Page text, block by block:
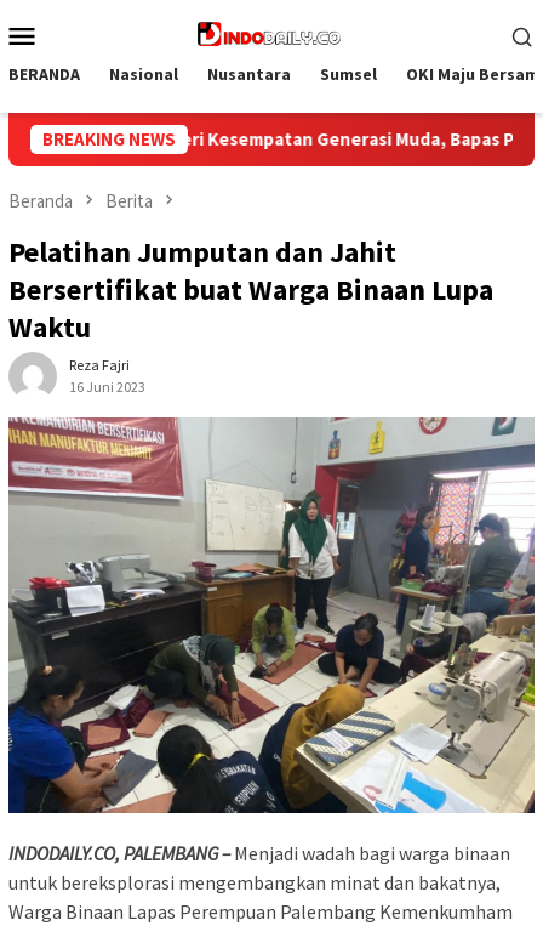
ke
Mobile
BERANDA Nasional Nusantara Sumsel OKI Maju
BREAKING NEWS
Bapas Palembang Terima Peserta Maganghub Angkatan 2
Beranda Berita
Pelatihan Jumputan dan Jahit
Bersertifikat buat Warga Binaan Lupa
Waktu
Reza Fajri
16 Juni 2023
INDODAILY.CO, PALEMBANG – Menjadi wadah bagi warga binaan
untuk bereksplorasi mengembangkan minat dan bakatnya,
Warga Binaan Lapas Perempuan Palembang Kemenkumham